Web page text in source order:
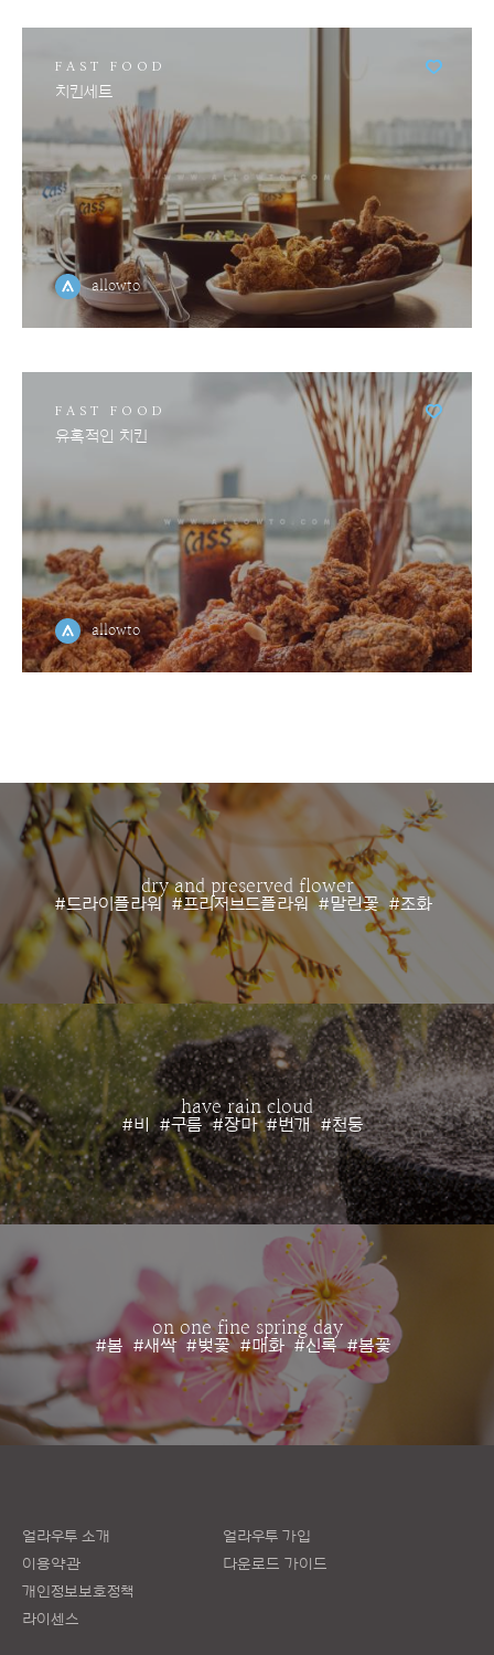
FAST FOOD
치킨세트
allowto
FAST FOOD
유혹적인 치킨
allowto
dry and preserved flower
#드라이플라워 #프리저브드플라워 #말린꽃 #조화
have rain cloud
#비 #구름 #장마 #번개 #천둥
on one fine spring day
#봄 #새싹 #벚꽃 #매화 #신록 #봄꽃
얼라우투 소개
이용약관
개인정보보호정책
라이센스
얼라우투 가입
다운로드 가이드